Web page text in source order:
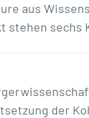
aus
sechs
der